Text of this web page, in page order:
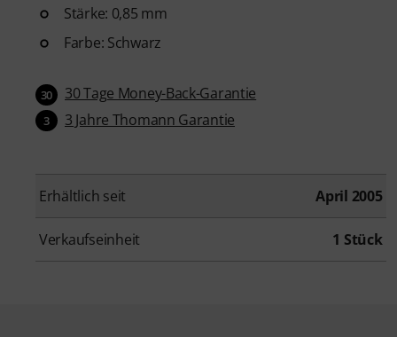
Stärke: 0,85 mm
Farbe: Schwarz
30 30 Tage Money-Back-Garantie
3 3 Jahre Thomann Garantie
Erhältlich seit April 2005
Verkaufseinheit 1 Stück